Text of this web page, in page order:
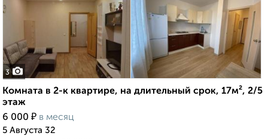
3
Комната в 2-к квартире, на длительный срок, 17м², 2/5
этаж
6 000 ₽ в месяц
5 Августа 32